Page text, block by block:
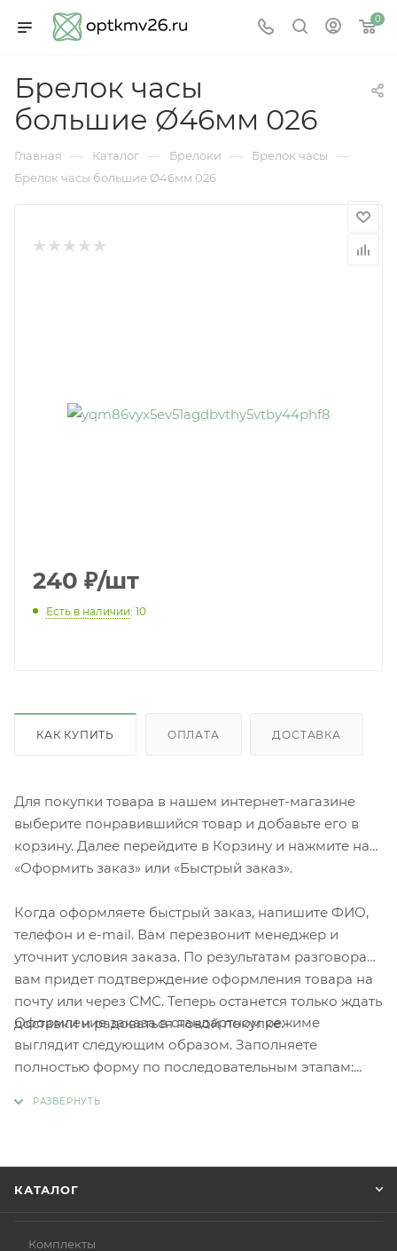
0
Брелок часы
большие Ø46мм 026
Главная — Каталог — Брелоки — Брелок часы —
Брелок часы большие Ø46мм 026
240 ₽/шт
Есть в наличии: 10
КАК КУПИТЬ ОПЛАТА ДОСТАВКА
Для покупки товара в нашем интернет-магазине
выберите понравившийся товар и добавьте его в
корзину. Далее перейдите в Корзину и нажмите на
«Оформить заказ» или «Быстрый заказ».
Когда оформляете быстрый заказ, напишите ФИО,
телефон и e-mail. Вам перезвонит менеджер и
уточнит условия заказа. По результатам разговора
вам придет подтверждение оформления товара на
почту или через СМС. Теперь останется только ждать
доставки и радоваться новой покупке.
Оформление заказа в стандартном режиме
выглядит следующим образом. Заполняете
полностью форму по последовательным этапам:
КАТАЛОГ
Комплекты